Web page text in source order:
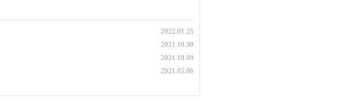
2022.01.25
2021.10.30
2021.10.09
2021.05.06